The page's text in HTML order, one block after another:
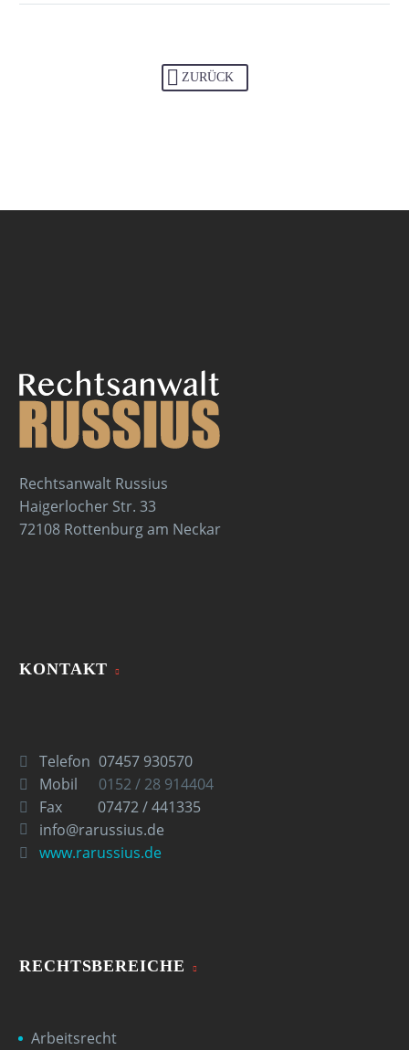
ZURÜCK
Rechtsanwalt Russius
Haigerlocher Str. 33
72108 Rottenburg am Neckar
KONTAKT
Telefon 07457 930570
Mobil
0152 / 28 914404
Fax
07472 / 441335
info@rarussius.de
www.rarussius.de
RECHTSBEREICHE
Arbeitsrecht